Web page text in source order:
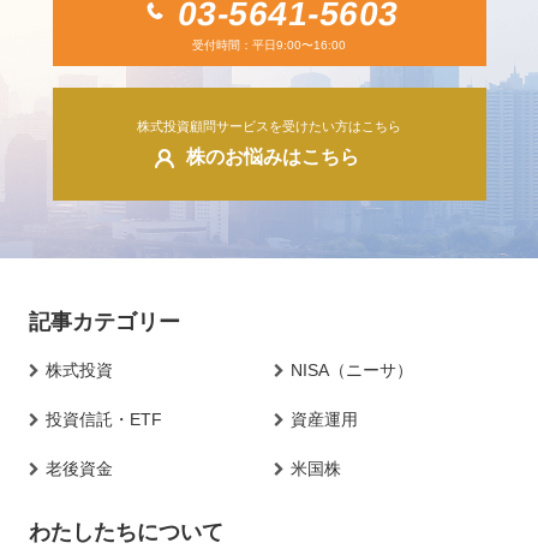
03-5641-5603
受付時間：平日9:00〜16:00
株式投資顧問サービスを受けたい方はこちら
株のお悩みはこちら
記事カテゴリー
株式投資 NISA（ニーサ）
投資信託・ETF 資産運用
老後資金 米国株
わたしたちについて